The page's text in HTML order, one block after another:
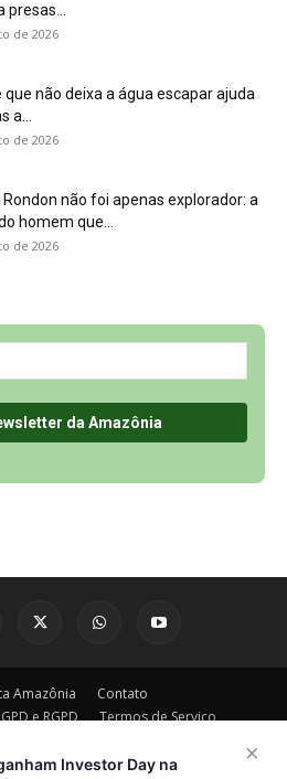
×
Investor Day na
de 2026
que não deixa a água escapar ajuda
a...
de 2026
Rondon não foi apenas explorador: a
homem que...
de 2026
Amazônia
Contato
e RGPD
Termos de Serviço